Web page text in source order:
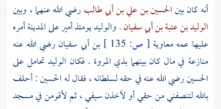
أنه كان بينالحسين بن علي بن أبي طالبرضي الله عنهما ، وبين
الوليد بن عتبة بن أبي سفيان.والوليديومئذ أمير على المدينة أمره
عليها عمهمعاوية [ ص: بن أبي سفيانرضي الله عنه
منازعة في مال كان بينهما بذي المروة . فكان الوليدتحامل على
الحسينرضي الله عنه في حقه لسلطانه ، فقال لهالحسين: أحلف
بالله لتنصفني من حقي أو لآخذن سيفي ، ثم لأقومن في مسجد